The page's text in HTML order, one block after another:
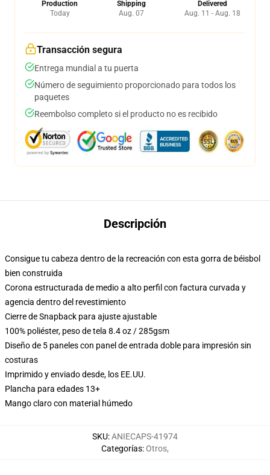
Production
Today
Shipping
Aug. 07
Delivered
Aug. 11 - Aug. 18
Transacción segura
Entrega mundial a tu puerta
Número de seguimiento proporcionado para todos los
paquetes
Reembolso completo si el producto no es recibido
Descripción
Consigue tu cabeza dentro de la recreación con esta gorra de béisbol
bien construida
Corona estructurada de medio a alto perfil con factura curvada y
agencia dentro del revestimiento
Cierre de Snapback para ajuste ajustable
100% poliéster, peso de tela 8.4 oz / 285gsm
Diseño de 5 paneles con panel de entrada doble para impresión sin
costuras
Imprimido y enviado desde, los EE.UU.
Plancha para edades 13+
Mango claro con material húmedo
SKU:ANIECAPS-41974
Categorías:Otros,